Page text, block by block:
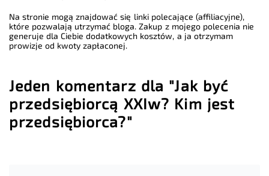
Na stronie mogą znajdować się linki polecające (affiliacyjne),
które pozwalają utrzymać bloga. Zakup z mojego polecenia nie
generuje dla Ciebie dodatkowych kosztów, a ja otrzymam
prowizje od kwoty zapłaconej.
Jeden komentarz dla "Jak być
przedsiębiorcą XXIw? Kim jest
przedsiębiorca?"